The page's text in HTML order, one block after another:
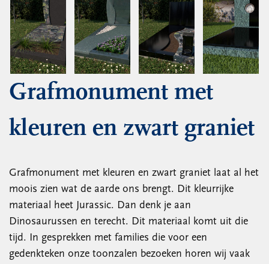
Grafmonument met
kleuren en zwart graniet
Grafmonument met kleuren en zwart graniet laat al het
moois zien wat de aarde ons brengt. Dit kleurrijke
materiaal heet Jurassic. Dan denk je aan
Dinosaurussen en terecht. Dit materiaal komt uit die
tijd. In gesprekken met families die voor een
gedenkteken onze toonzalen bezoeken horen wij vaak